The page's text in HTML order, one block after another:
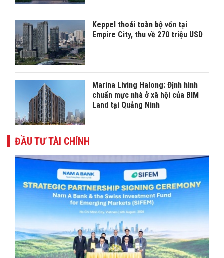
Keppel thoái toàn bộ vốn tại
Empire City, thu về 270 triệu USD
Marina Living Halong: Định hình
chuẩn mực nhà ở xã hội của BIM
Land tại Quảng Ninh
ĐẦU TƯ TÀI CHÍNH